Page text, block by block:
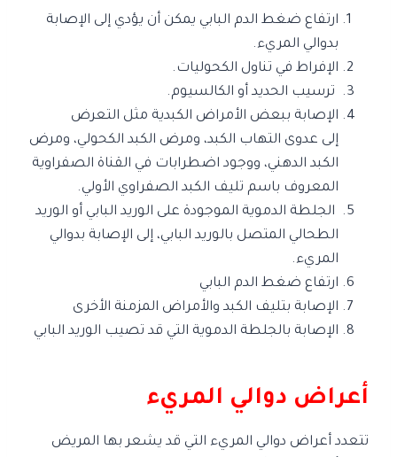
ارتفاع ضغط الدم البابي يمكن أن يؤدي إلى الإصابة
بدوالي المريء.
الإفراط في تناول الكحوليات.
ترسيب الحديد أو الكالسيوم.
الإصابة ببعض الأمراض الكبدية مثل التعرض
إلى عدوى التهاب الكبد، ومرض الكبد الكحولي، ومرض
الكبد الدهني، ووجود اضطرابات في القناة الصفراوية
المعروف باسم تليف الكبد الصفراوي الأولي.
الجلطة الدموية الموجودة على الوريد البابي أو الوريد
الطحالي المتصل بالوريد البابي، إلى الإصابة بدوالي
المريء.
ارتفاع ضغط الدم البابي
الإصابة بتليف الكبد والأمراض المزمنة الأخرى
الإصابة بالجلطة الدموية التي قد تصيب الوريد البابي
أعراض دوالي المريء
تتعدد أعراض دوالي المريء التي قد يشعر بها المريض